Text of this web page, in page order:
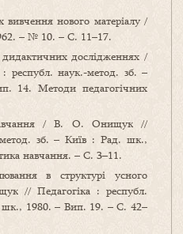
вивчення нового матеріалу /
– № 10. – С. 11–17.
дослідженнях /
наук.-метод. зб. –
14. Методи педагогічних
/ В. О. Онищук //
метод. зб. – Київ : Рад. шк.,
навчання. – С. 3–11.
в структурі усного
// Педагогіка : республ.
шк., 1980. – Вип. 19. – С. 42–